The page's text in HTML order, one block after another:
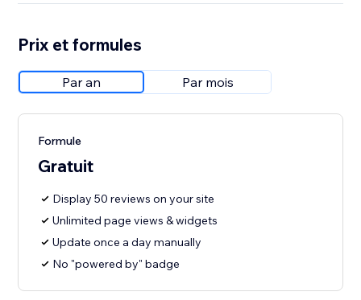
Prix et formules
Par an Par mois
Formule
Gratuit
Display 50 reviews on your site
Unlimited page views & widgets
Update once a day manually
No "powered by" badge